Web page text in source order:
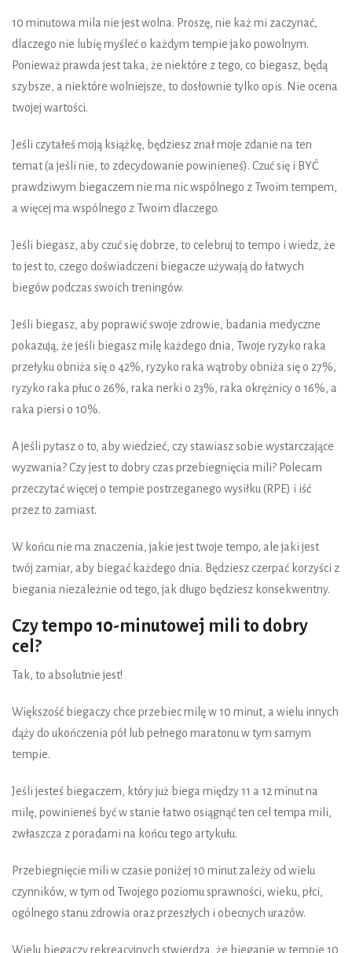
10 minutowa mila nie jest wolna. Proszę, nie każ mi zaczynać,
dlaczego nie lubię myśleć o każdym tempie jako powolnym.
Ponieważ prawda jest taka, że niektóre z tego, co biegasz, będą
szybsze, a niektóre wolniejsze, to dosłownie tylko opis. Nie ocena
twojej wartości.
Jeśli czytałeś moją książkę, będziesz znał moje zdanie na ten
temat (a jeśli nie, to zdecydowanie powinieneś). Czuć się i BYĆ
prawdziwym biegaczem nie ma nic wspólnego z Twoim tempem,
a więcej ma wspólnego z Twoim dlaczego.
Jeśli biegasz, aby czuć się dobrze, to celebruj to tempo i wiedz, że
to jest to, czego doświadczeni biegacze używają do łatwych
biegów podczas swoich treningów.
Jeśli biegasz, aby poprawić swoje zdrowie, badania medyczne
pokazują, że jeśli biegasz milę każdego dnia, Twoje ryzyko raka
przełyku obniża się o 42%, ryzyko raka wątroby obniża się o 27%,
ryzyko raka płuc o 26%, raka nerki o 23%, raka okrężnicy o 16%, a
raka piersi o 10%.
A jeśli pytasz o to, aby wiedzieć, czy stawiasz sobie wystarczające
wyzwania? Czy jest to dobry czas przebiegnięcia mili? Polecam
przeczytać więcej o tempie postrzeganego wysiłku (RPE) i iść
przez to zamiast.
W końcu nie ma znaczenia, jakie jest twoje tempo, ale jaki jest
twój zamiar, aby biegać każdego dnia. Będziesz czerpać korzyści z
biegania niezależnie od tego, jak długo będziesz konsekwentny.
Czy tempo 10-minutowej mili to dobry
cel?
Tak, to absolutnie jest!
Większość biegaczy chce przebiec milę w 10 minut, a wielu innych
dąży do ukończenia pół lub pełnego maratonu w tym samym
tempie.
Jeśli jesteś biegaczem, który już biega między 11 a 12 minut na
milę, powinieneś być w stanie łatwo osiągnąć ten cel tempa mili,
zwłaszcza z poradami na końcu tego artykułu.
Przebiegnięcie mili w czasie poniżej 10 minut zależy od wielu
czynników, w tym od Twojego poziomu sprawności, wieku, płci,
ogólnego stanu zdrowia oraz przeszłych i obecnych urazów.
Wielu biegaczy rekreacyjnych stwierdza, że bieganie w tempie 10